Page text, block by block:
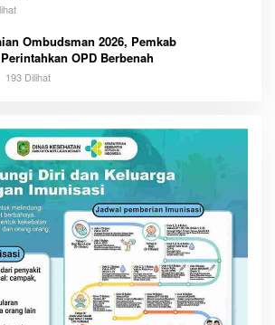
Ombudsman 2026, Pemkab
OPD Berbenah
193 Dilihat